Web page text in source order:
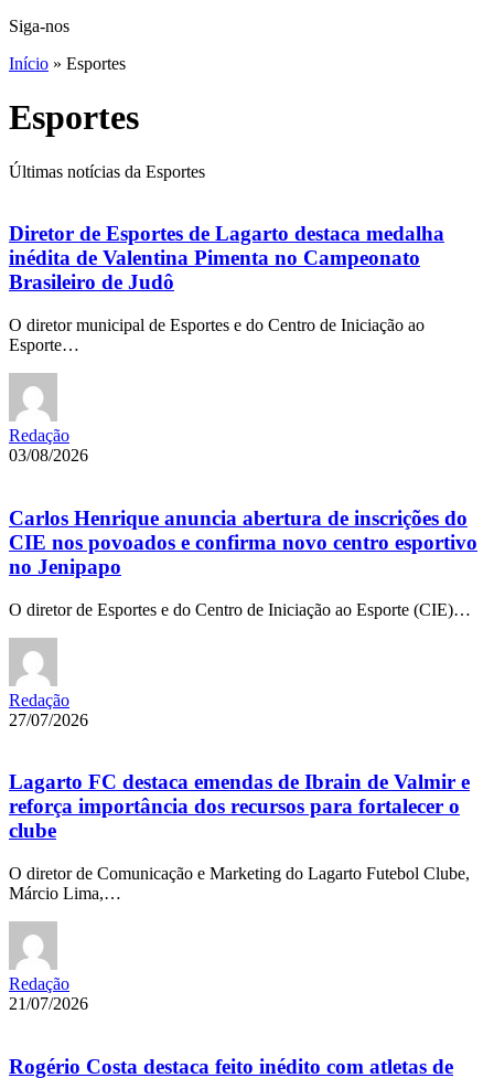
Siga-nos
Início » Esportes
Esportes
Últimas notícias da Esportes
Diretor de Esportes de Lagarto destaca medalha
inédita de Valentina Pimenta no Campeonato
Brasileiro de Judô
O diretor municipal de Esportes e do Centro de Iniciação ao
Esporte…
Redação
03/08/2026
Carlos Henrique anuncia abertura de inscrições do
CIE nos povoados e confirma novo centro esportivo
no Jenipapo
O diretor de Esportes e do Centro de Iniciação ao Esporte (CIE)…
Redação
27/07/2026
Lagarto FC destaca emendas de Ibrain de Valmir e
reforça importância dos recursos para fortalecer o
clube
O diretor de Comunicação e Marketing do Lagarto Futebol Clube,
Márcio Lima,…
Redação
21/07/2026
Rogério Costa destaca feito inédito com atletas de